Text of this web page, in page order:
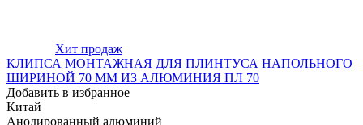
Хит продаж
КЛИПСА МОНТАЖНАЯ ДЛЯ ПЛИНТУСА НАПОЛЬНОГО
ШИРИНОЙ 70 ММ ИЗ АЛЮМИНИЯ ПЛ 70
Добавить в избранное
Китай
Анодированный алюминий